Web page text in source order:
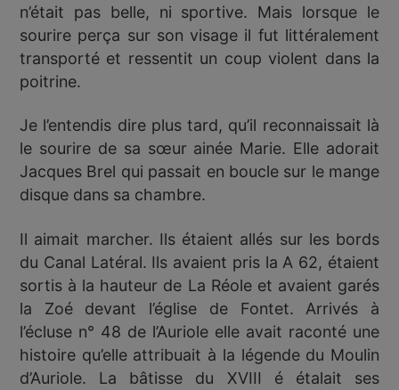
n’était pas belle, ni sportive. Mais lorsque le
sourire perça sur son visage il fut littéralement
transporté et ressentit un coup violent dans la
poitrine.
Je l’entendis dire plus tard, qu’il reconnaissait là
le sourire de sa sœur ainée Marie. Elle adorait
Jacques Brel qui passait en boucle sur le mange
disque dans sa chambre.
Il aimait marcher. Ils étaient allés sur les bords
du Canal Latéral. Ils avaient pris la A 62, étaient
sortis à la hauteur de La Réole et avaient garés
la Zoé devant l’église de Fontet. Arrivés à
l’écluse n° 48 de l’Auriole elle avait raconté une
histoire qu’elle attribuait à la légende du Moulin
d’Auriole. La bâtisse du XVIII é étalait ses